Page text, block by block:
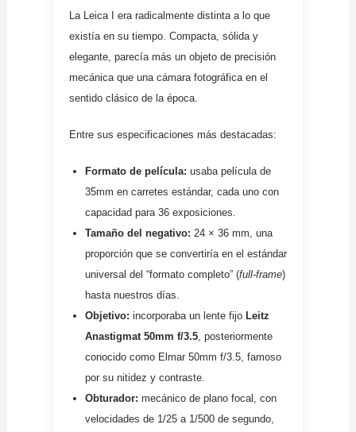
La Leica I era radicalmente distinta a lo que
existía en su tiempo. Compacta, sólida y
elegante, parecía más un objeto de precisión
mecánica que una cámara fotográfica en el
sentido clásico de la época.
Entre sus especificaciones más destacadas:
Formato de película: usaba película de
35mm en carretes estándar, cada uno con
capacidad para 36 exposiciones.
Tamaño del negativo: 24 × 36 mm, una
proporción que se convertiría en el estándar
universal del “formato completo” (full-frame)
hasta nuestros días.
Objetivo: incorporaba un lente fijo Leitz
Anastigmat 50mm f/3.5, posteriormente
conocido como Elmar 50mm f/3.5, famoso
por su nitidez y contraste.
Obturador: mecánico de plano focal, con
velocidades de 1/25 a 1/500 de segundo,